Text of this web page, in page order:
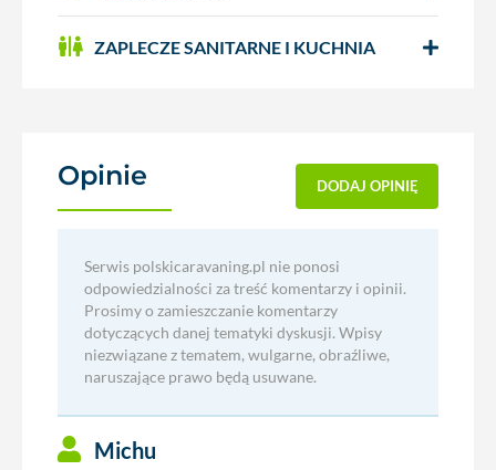
ZAPLECZE SANITARNE I KUCHNIA
Opinie DODAJ OPINIĘ
Serwis polskicaravaning.pl nie ponosi
odpowiedzialności za treść komentarzy i opinii.
Prosimy o zamieszczanie komentarzy
dotyczących danej tematyki dyskusji. Wpisy
niezwiązane z tematem, wulgarne, obraźliwe,
naruszające prawo będą usuwane.
Michu